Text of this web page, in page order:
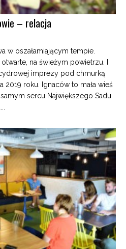
– relacja
w oszałamiającym tempie.
na świeżym powietrzu. I
imprezy pod chmurką
2019 roku. Ignaców to mała wieś
sercu Największego Sadu